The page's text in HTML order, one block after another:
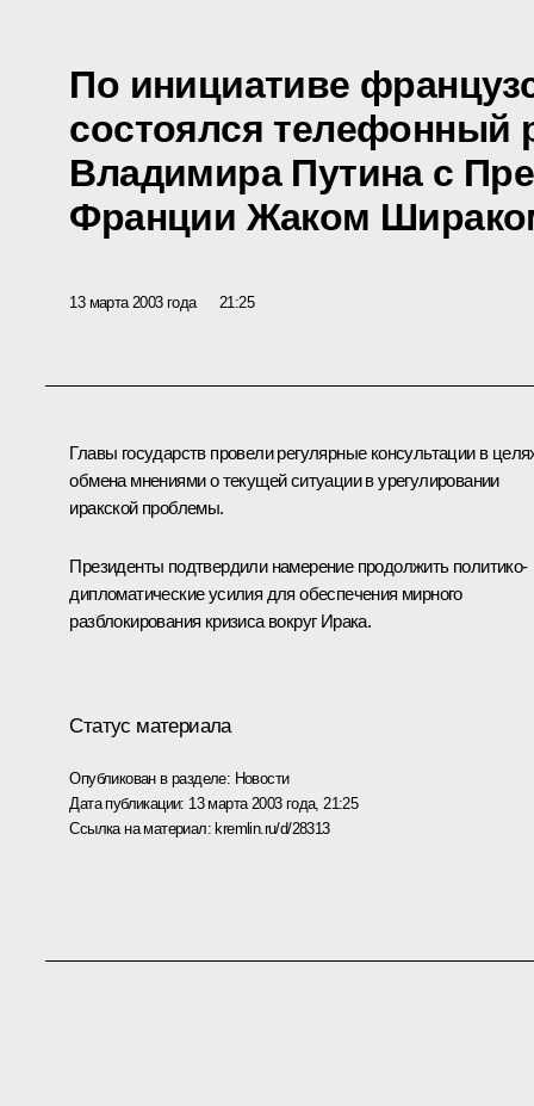
По инициативе
состоялся телефонный
Владимира Путина с
Франции Жаком
13 марта 2003 года 21:25
Главы государств провели регулярные консультации в
обмена мнениями о текущей ситуации в урегулировании
иракской проблемы.
Президенты подтвердили намерение продолжить политико-
дипломатические усилия для обеспечения мирного
разблокирования кризиса вокруг Ирака.
Статус материала
Опубликован в разделе: Новости
Дата публикации: 13 марта 2003 года, 21:25
Ссылка на материал:kremlin.ru/d/28313